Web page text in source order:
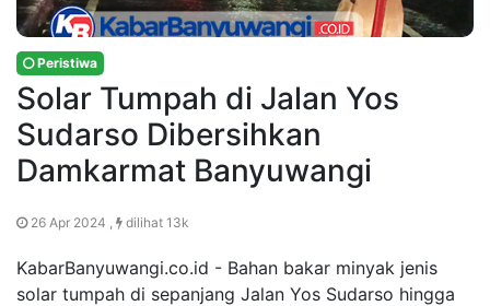
Peristiwa
Solar Tumpah di Jalan Yos
Sudarso Dibersihkan
Damkarmat Banyuwangi
26 Apr 2024 , dilihat 13k
KabarBanyuwangi.co.id - Bahan bakar minyak jenis
solar tumpah di sepanjang Jalan Yos Sudarso hingga